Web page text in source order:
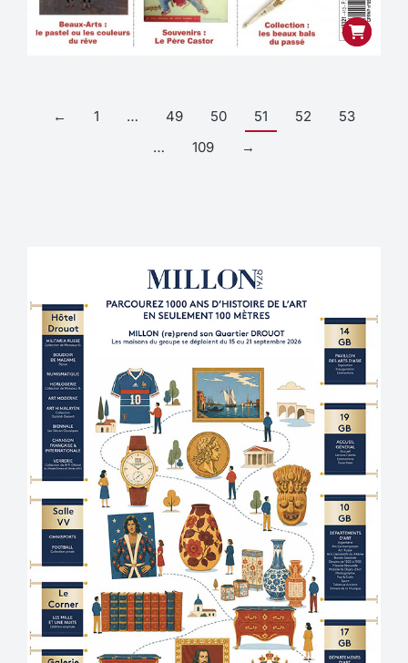
← 1 … 49 50 51 52
53
…
109 →